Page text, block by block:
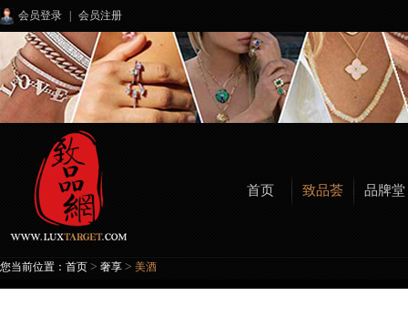
会员登录 会员注册
首页 致品荟 品牌堂
您当前位置： 首页 > 奢享 > 美酒